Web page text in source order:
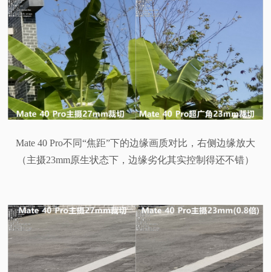
Mate 40 Pro不同“焦距”下的边缘画质对比，右侧边缘放大
（主摄23mm原生状态下，边缘劣化其实控制得还不错）